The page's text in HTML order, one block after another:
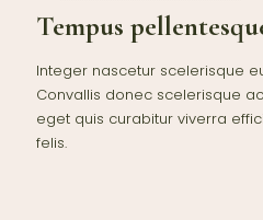
Tempus
Integer nascetur scelerisque
Convallis donec scelerisque
eget quis curabitur viverra
felis.